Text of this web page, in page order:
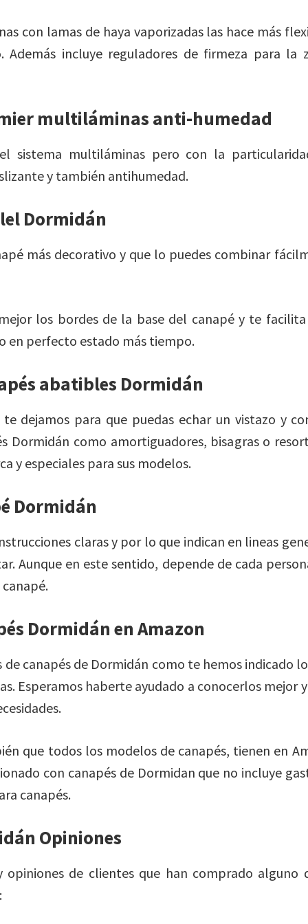
con lamas de haya vaporizadas las hace más
Además incluye reguladores de firmeza para la
multiláminas anti-humedad
sistema multiláminas pero con la
y también antihumedad.
Dormidán
más decorativo y que lo puedes combinar
los bordes de la base del canapé y te
en perfecto estado más tiempo.
abatibles Dormidán
dejamos para que puedas echar un vistazo y
Dormidán como amortiguadores, bisagras o
y especiales para sus modelos.
Dormidán
claras y por lo que indican en lineas
Aunque en este sentido, depende de cada
Dormidán en Amazon
canapés de Dormidán como te hemos indicado
Esperamos haberte ayudado a conocerlos mejor
que todos los modelos de canapés, tienen en
con canapés de Dormidan que no incluye
canapés.
Opiniones
opiniones de clientes que han comprado alguno